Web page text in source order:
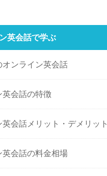
英会話で学ぶ
オンライン英会話
英会話の特徴
英会話メリット・デメリット
英会話の料金相場